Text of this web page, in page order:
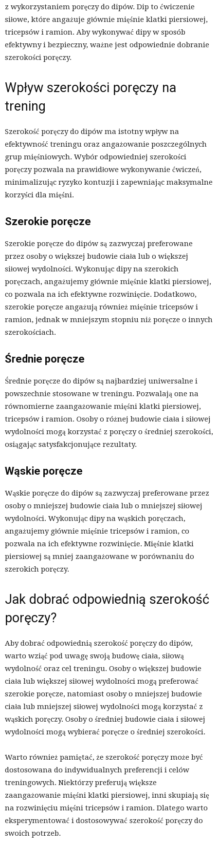
z wykorzystaniem poręczy do dipów. Dip to ćwiczenie
siłowe, które angażuje głównie mięśnie klatki piersiowej,
tricepsów i ramion. Aby wykonywać dipy w sposób
efektywny i bezpieczny, ważne jest odpowiednie dobranie
szerokości poręczy.
Wpływ szerokości poręczy na
trening
Szerokość poręczy do dipów ma istotny wpływ na
efektywność treningu oraz angażowanie poszczególnych
grup mięśniowych. Wybór odpowiedniej szerokości
poręczy pozwala na prawidłowe wykonywanie ćwiczeń,
minimalizując ryzyko kontuzji i zapewniając maksymalne
korzyści dla mięśni.
Szerokie poręcze
Szerokie poręcze do dipów są zazwyczaj preferowane
przez osoby o większej budowie ciała lub o większej
siłowej wydolności. Wykonując dipy na szerokich
poręczach, angażujemy głównie mięśnie klatki piersiowej,
co pozwala na ich efektywne rozwinięcie. Dodatkowo,
szerokie poręcze angażują również mięśnie tricepsów i
ramion, jednak w mniejszym stopniu niż poręcze o innych
szerokościach.
Średnie poręcze
Średnie poręcze do dipów są najbardziej uniwersalne i
powszechnie stosowane w treningu. Pozwalają one na
równomierne zaangażowanie mięśni klatki piersiowej,
tricepsów i ramion. Osoby o różnej budowie ciała i siłowej
wydolności mogą korzystać z poręczy o średniej szerokości,
osiągając satysfakcjonujące rezultaty.
Wąskie poręcze
Wąskie poręcze do dipów są zazwyczaj preferowane przez
osoby o mniejszej budowie ciała lub o mniejszej siłowej
wydolności. Wykonując dipy na wąskich poręczach,
angażujemy głównie mięśnie tricepsów i ramion, co
pozwala na ich efektywne rozwinięcie. Mięśnie klatki
piersiowej są mniej zaangażowane w porównaniu do
szerokich poręczy.
Jak dobrać odpowiednią szerokość
poręczy?
Aby dobrać odpowiednią szerokość poręczy do dipów,
warto wziąć pod uwagę swoją budowę ciała, siłową
wydolność oraz cel treningu. Osoby o większej budowie
ciała lub większej siłowej wydolności mogą preferować
szerokie poręcze, natomiast osoby o mniejszej budowie
ciała lub mniejszej siłowej wydolności mogą korzystać z
wąskich poręczy. Osoby o średniej budowie ciała i siłowej
wydolności mogą wybierać poręcze o średniej szerokości.
Warto również pamiętać, że szerokość poręczy może być
dostosowana do indywidualnych preferencji i celów
treningowych. Niektórzy preferują większe
zaangażowanie mięśni klatki piersiowej, inni skupiają się
na rozwinięciu mięśni tricepsów i ramion. Dlatego warto
eksperymentować i dostosowywać szerokość poręczy do
swoich potrzeb.